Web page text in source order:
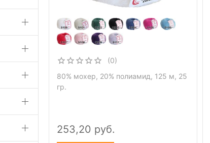
(0)
80% мохер, 20% полиамид, 125 м, 25
гр.
253,20 руб.